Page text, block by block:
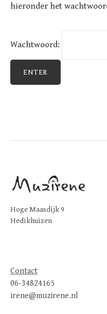
hieronder het
Wachtwoord:
Hoge Maasdijk 9
Hedikhuizen
Contact
06-34824165
irene@muzirene.nl